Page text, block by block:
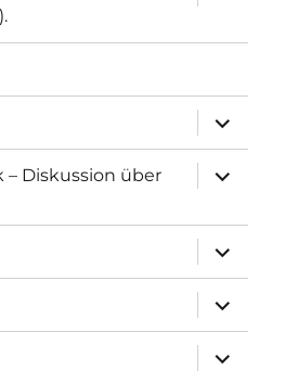
anzeigen
anzeigen
– Diskussion über
anzeigen
anzeigen
anzeigen
anzeigen